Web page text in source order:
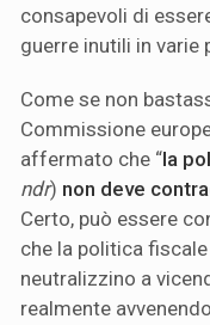
consapevoli di
guerre inutili in varie
Come se non
Commissione
affermato che “la
ndr) non deve
Certo, può essere
che la politica
neutralizzino a
realmente